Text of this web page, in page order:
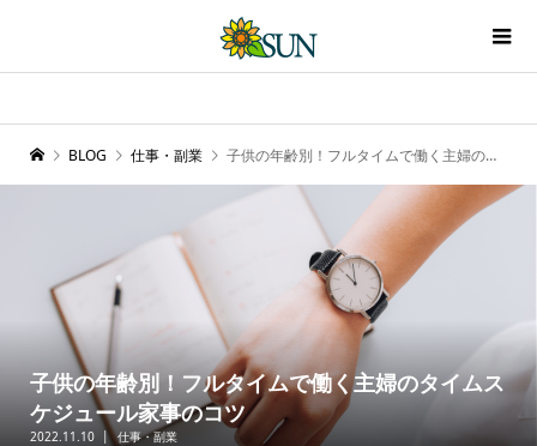
BLOG 仕事・副業 子供の年齢別！フルタイムで働く主婦のタイムスケジュール家事のコツ
子供の年齢別！フルタイムで働く主婦のタイムス
ケジュール家事のコツ
2022.11.10 仕事・副業